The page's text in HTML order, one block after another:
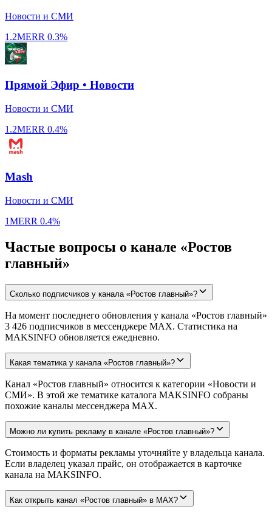
Новости и СМИ
1.2MERR 0.3%
Прямой Эфир • Новости
Новости и СМИ
1.2MERR 0.4%
Mash
Новости и СМИ
1MERR 0.4%
Частые вопросы о канале «Ростов
главный»
Сколько подписчиков у канала «Ростов главный»?
На момент последнего обновления у канала «Ростов главный»
3 426 подписчиков в мессенджере MAX. Статистика на
MAKSINFO обновляется ежедневно.
Какая тематика у канала «Ростов главный»?
Канал «Ростов главный» относится к категории «Новости и
СМИ». В этой же тематике каталога MAKSINFO собраны
похожие каналы мессенджера MAX.
Можно ли купить рекламу в канале «Ростов главный»?
Стоимость и форматы рекламы уточняйте у владельца канала.
Если владелец указал прайс, он отображается в карточке
канала на MAKSINFO.
Как открыть канал «Ростов главный» в MAX?